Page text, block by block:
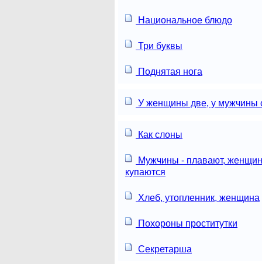
Национальное блюдо
Три буквы
Поднятая нога
У женщины две, у мужчины
Как слоны
Мужчины - плавают,
купаются
Хлеб, утопленник, женщина
Похороны проститутки
Секретарша